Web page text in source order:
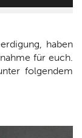
haben
für euch.
folgendem